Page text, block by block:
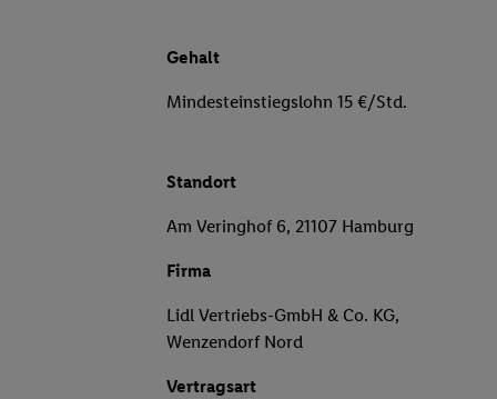
Gehalt
Mindesteinstiegslohn 15 €/Std.
Standort
Am Veringhof 6, 21107 Hamburg
Firma
Lidl Vertriebs-GmbH & Co. KG,
Wenzendorf Nord
Vertragsart